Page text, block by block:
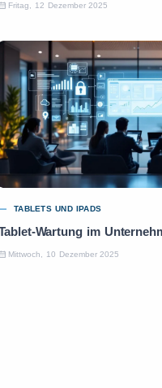
Fritag, 12 Dezember 2025
TABLETS UND IPADS
Mittwoch, 10 Dezember 2025